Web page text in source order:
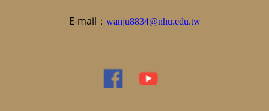
E-mail： wanju8834@nhu.edu.tw